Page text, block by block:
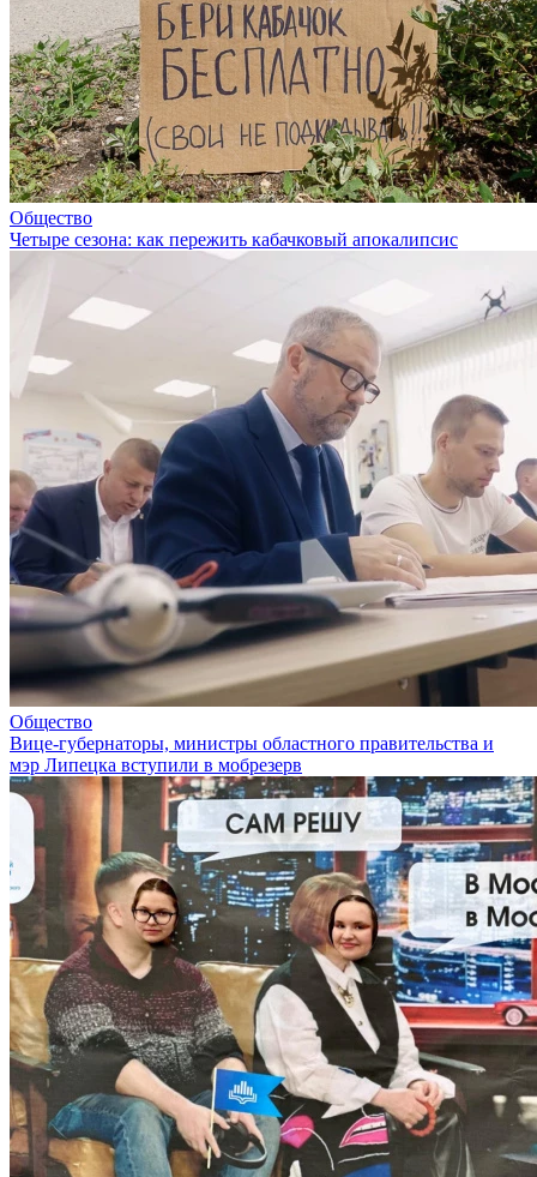
Общество
Четыре сезона: как пережить кабачковый апокалипсис
Общество
Вице-губернаторы, министры областного правительства и
мэр Липецка вступили в мобрезерв